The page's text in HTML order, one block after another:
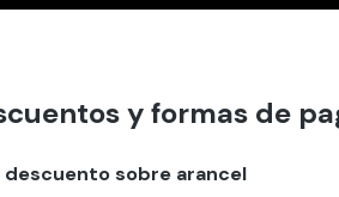
y formas de
descuento sobre arancel